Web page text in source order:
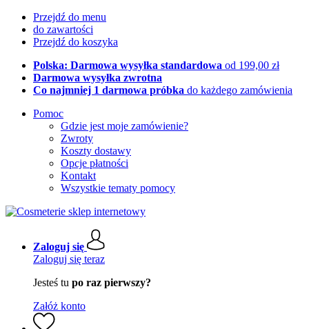
Przejdź do menu
do zawartości
Przejdź do koszyka
Polska: Darmowa wysyłka standardowa od 199,00 zł
Darmowa wysyłka zwrotna
Co najmniej 1 darmowa próbka do każdego zamówienia
Pomoc
Gdzie jest moje zamówienie?
Zwroty
Koszty dostawy
Opcje płatności
Kontakt
Wszystkie tematy pomocy
Zaloguj się
Zaloguj się teraz
Jesteś tu po raz pierwszy?
Załóż konto